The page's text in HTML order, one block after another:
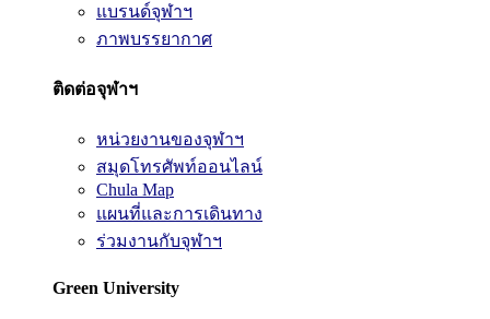
แบรนด์จุฬาฯ
ภาพบรรยากาศ
ติดต่อจุฬาฯ
หน่วยงานของจุฬาฯ
สมุดโทรศัพท์ออนไลน์
Chula Map
แผนที่และการเดินทาง
ร่วมงานกับจุฬาฯ
Green University